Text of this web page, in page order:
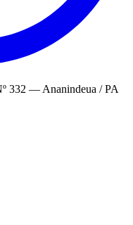
332 — Ananindeua / PA